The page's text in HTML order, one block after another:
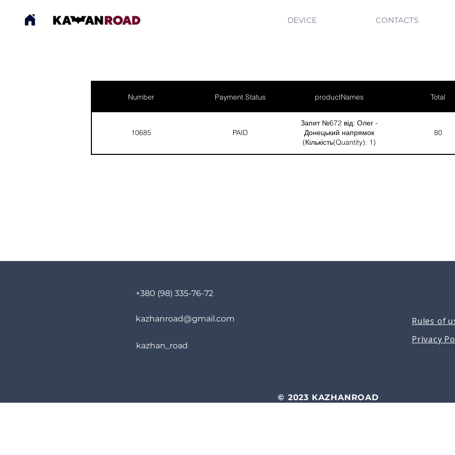
DEVICE CONTACTS
Number Payment Status productNames Total
10685 PAID
Запит №672 від: Олег -
Донецький напрямок
(Кількість(Quantity): 1)
80
+380 (98) 335-76-72
kazhanroad@gmail.com
kazhan_road
Rules of
Privacy
© 2023 KAZHANROAD